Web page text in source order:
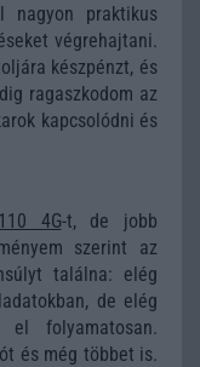
nagyon praktikus
végrehajtani.
készpénzt, és
ragaszkodom az
kapcsolódni és
4G-t, de jobb
szerint az
találna: elég
de elég
folyamatosan.
és még többet is.